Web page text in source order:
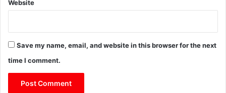
Website
Save my name, email, and website in this browser for the next
time I comment.